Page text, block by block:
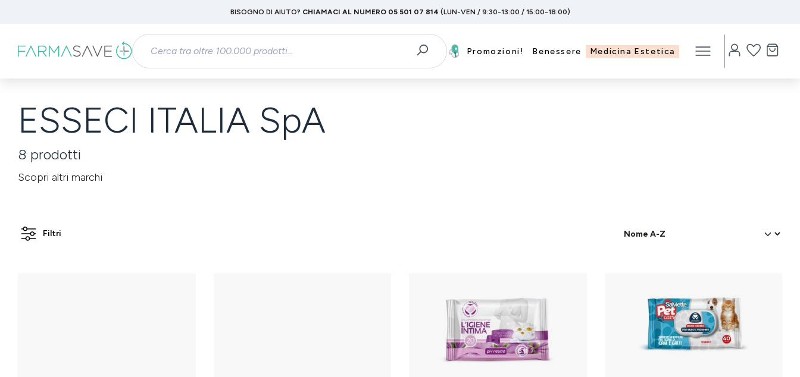
Passa alla navigazione principale
BISOGNO DI AIUTO? CHIAMACI AL NUMERO 05 501 07 814 (LUN-VEN / 9:30-13:00 / 15:00-18:00)
Promozioni! Benessere Medicina Estetica
ESSECI ITALIA SpA
8 prodotti
Scopri altri marchi
Filtri